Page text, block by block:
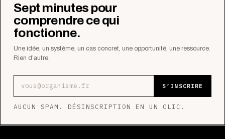
Sept minutes pour
comprendre ce qui
fonctionne.
Une idée, un système, un cas concret, une opportunité, une ressource.
Rien d’autre.
S’INSCRIRE
AUCUN SPAM. DÉSINSCRIPTION EN UN CLIC.